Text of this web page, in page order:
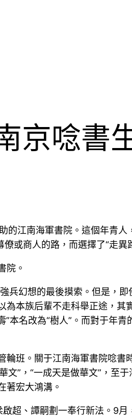
京唸書
的江南海軍書院。這個年青
僚或商人的路，而選擇了“走
院。
幻想的最後摸索。但是，即
本族后輩不走科舉正途，其
本名改為“樹人”。而對于年
班。關于江南海軍書院唸書
”，“一成天是做華文”，至
著宏大鴻溝。
超、譚嗣劃一奉行新法。9